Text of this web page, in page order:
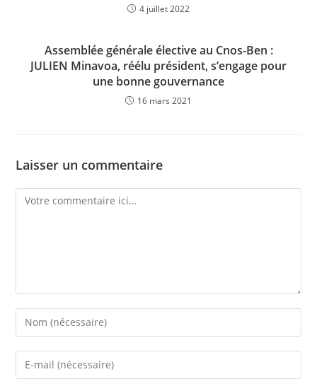
4 juillet 2022
Assemblée générale élective au Cnos-Ben :
JULIEN Minavoa, réélu président, s’engage pour
une bonne gouvernance
16 mars 2021
Laisser un commentaire